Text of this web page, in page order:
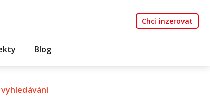
Chci inzerovat
Blog